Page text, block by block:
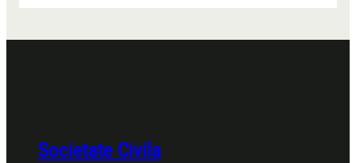
Societate Civila